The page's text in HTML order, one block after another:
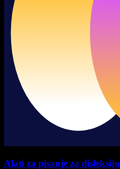
Alati za pisanje za disleksiju